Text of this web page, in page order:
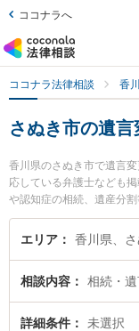
ココナラへ
ココナラ法律相談 香
さぬき市の遺
香川県のさぬき市で遺言
応している弁護士なども
や認知症の相続、遺産分
特に白河原法律事務所の
みなどが注目されていま
ラブルを今すぐに弁護士
ぬき市内の弁護士に相談
す。
エリア 香川県、
相談内容 相続・
詳細条件 未選択